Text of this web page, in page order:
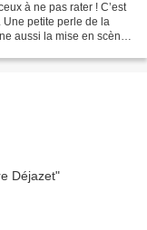
à ne pas rater ! C’est
Une petite perle de la
aussi la mise en scène